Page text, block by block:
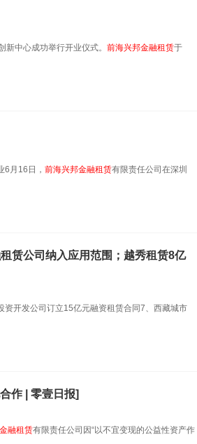
新中心成功举行开业仪式。 前海兴邦金融租赁于
6月16日， 前海兴邦金融租赁有限责任公司在深圳
赁公司纳入应用范围；越秀租赁8亿
开发公司订立15亿元融资租赁合同7、西藏城市
作 | 零壹日报]
融租赁有限责任公司因“以不宜变现的公益性资产作